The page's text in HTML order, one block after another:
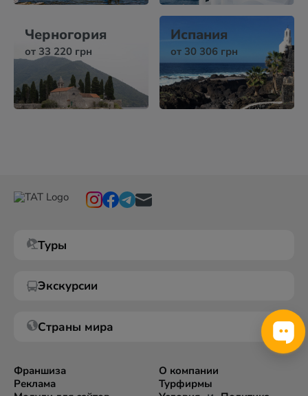
Черногория
от 33 220 грн
Испания
от 30 306 грн
Туры
Экскурсии
Страны мира
Франшиза
Реклама
О компании
Турфирмы